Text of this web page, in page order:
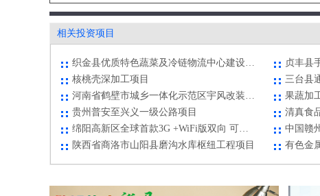
相关投资项目
江城县生物药材加工厂建设
北海中
羊木铁路集装箱物流中心建设项目
河南信阳上天梯管理区年产3万吨有机膨润土加工项目
赫优仕
织金县优质特色蔬菜及冷链物流中心建设项目
贞丰县
核桃壳深加工项目
三台县
河南省鹤壁市城乡一体化示范区宇风改装汽车产业园区对外合作项目
果蔬加
贵州普安至兴义一级公路项目
清真食
绵阳高新区全球首款3G +WiFi版双向 可视通话网络安防摄像机项目
中国赣
陕西省商洛市山阳县磨沟水库枢纽工程项目
有色金
高档香杉板式家具五金配件生产项目
隆回县